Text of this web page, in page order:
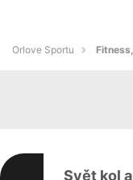
Orlove Sportu
Svět kol